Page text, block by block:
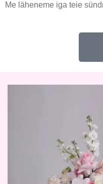
Me läheneme iga teie